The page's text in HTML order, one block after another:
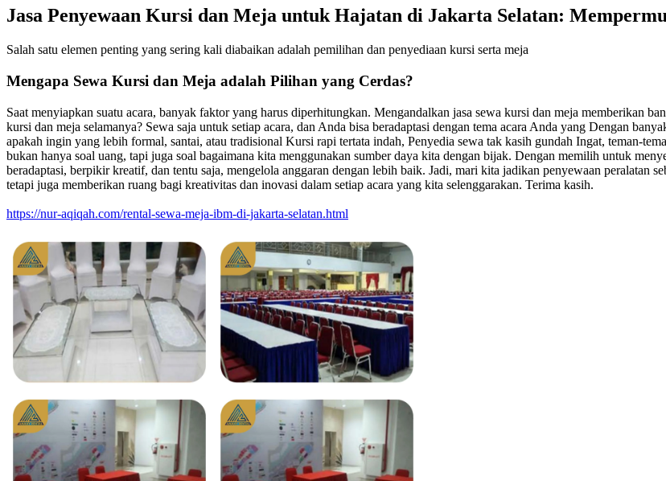
Jasa Penyewaan Kursi dan Meja untuk Hajatan di Jakarta Selatan:
Salah satu elemen penting yang sering kali diabaikan adalah pemilihan dan penyediaan kursi serta meja
Mengapa Sewa Kursi dan Meja adalah Pilihan yang Cerdas?
Saat menyiapkan suatu acara, banyak faktor yang harus diperhitungkan. Mengandalkan jasa sewa kursi dan meja memberikan
kursi dan meja selamanya? Sewa saja untuk setiap acara, dan Anda bisa beradaptasi dengan tema acara Anda yang Dengan
apakah ingin yang lebih formal, santai, atau tradisional Kursi rapi tertata indah, Penyedia sewa tak kasih gundah Ingat, teman-
bukan hanya soal uang, tapi juga soal bagaimana kita menggunakan sumber daya kita dengan bijak. Dengan memilih untuk
beradaptasi, berpikir kreatif, dan tentu saja, mengelola anggaran dengan lebih baik. Jadi, mari kita jadikan penyewaan peralatan
tetapi juga memberikan ruang bagi kreativitas dan inovasi dalam setiap acara yang kita selenggarakan. Terima kasih.
https://nur-aqiqah.com/rental-sewa-meja-ibm-di-jakarta-selatan.html